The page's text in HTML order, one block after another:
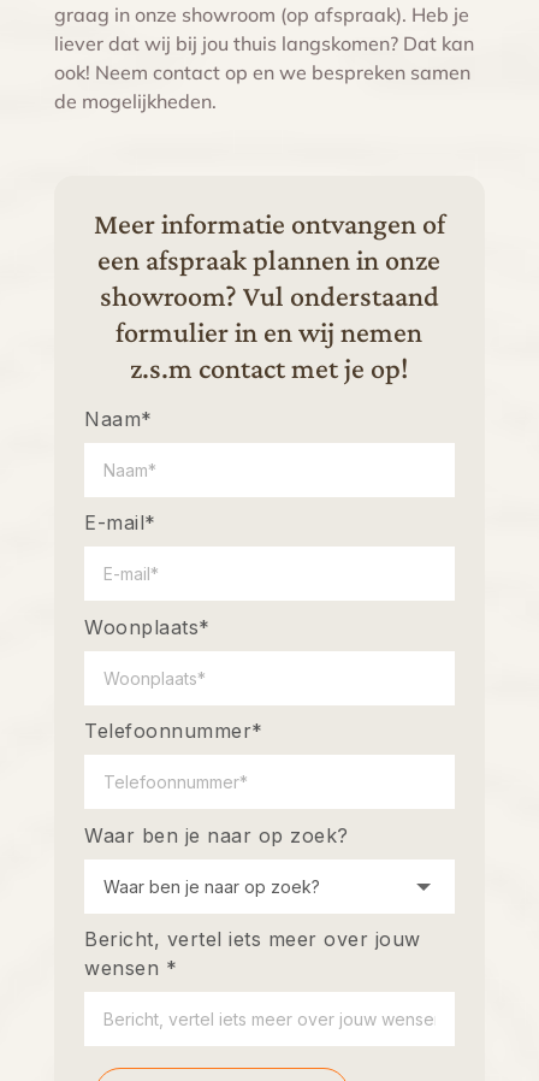
graag in onze showroom (op afspraak). Heb je
liever dat wij bij jou thuis langskomen? Dat kan
ook! Neem contact op en we bespreken samen
de mogelijkheden.
Meer informatie ontvangen of
een afspraak plannen in onze
showroom? Vul onderstaand
formulier in en wij nemen
z.s.m contact met je op!
Naam*
E-mail*
Woonplaats*
Telefoonnummer*
Waar ben je naar op zoek?
Bericht, vertel iets meer over jouw
wensen *